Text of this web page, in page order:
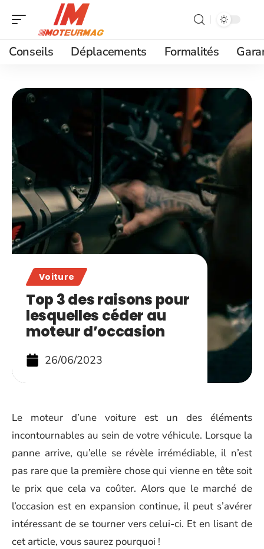
Conseils Déplacements Formalités
Voiture
Top 3 des raisons pour
lesquelles céder au
moteur d’occasion
26/06/2023
Le moteur d’une voiture est un des éléments
incontournables au sein de votre véhicule. Lorsque la
panne arrive, qu’elle se révèle irrémédiable, il n’est
pas rare que la première chose qui vienne en tête soit
le prix que cela va coûter. Alors que le marché de
l’occasion est en expansion continue, il peut s’avérer
intéressant de se tourner vers celui-ci. Et en lisant de
cet article, vous saurez pourquoi !